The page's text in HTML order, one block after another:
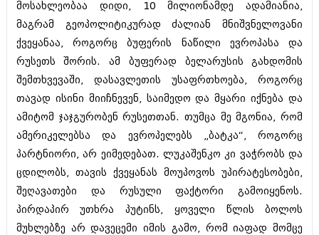
მოსახლეობაა დიდი, 10 მილიონამდე ადამიანია,
მაგრამ გეოპოლიტიკურად ძალიან მნიშვნელოვანი
ქვეყანაა, როგორც ბუფერის ნაწილი ევროპასა და
რუსეთს შორის. ამ ბუფერად ბელარუსის გახდომის
შემთხვევაში, დასავლეთის უსაფრთხოება, როგორც
თავად ისინი მიიჩნევენ, საიმედო და მყარი იქნება და
ამიტომ ჯაჯგურობენ რუსეთთან. თუმცა მე მგონია, რომ
ამერიკელებსა და ევროპელებს „ბატკა“, როგორც
პარტნიორი, არ ეიმედებათ. ლუკაშენკო კი ვაჭრობს და
ცდილობს, თავის ქვეყანას მოუპოვოს უპირატესობები,
შეღავათები და რუსული ფაქტორი გამოიყენოს.
პირდაპირ უთხრა პუტინს, ყოველი წლის ბოლოს
მუხლებზე არ დავეცემი იმის გამო, რომ იაფად მომცე